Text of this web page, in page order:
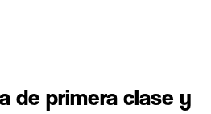
de primera clase y